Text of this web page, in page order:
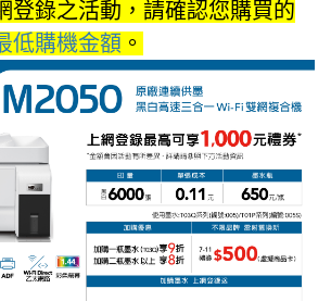
登錄之活動，請確認您購買的
低購機金額 。